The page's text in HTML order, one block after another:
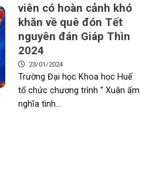
viên có hoàn cảnh khó
khăn về quê đón Tết
nguyên đán Giáp Thìn
2024
23/01/2024
Trường Đại học Khoa học Huế
tổ chức chương trình “ Xuân ấm
nghĩa tình...